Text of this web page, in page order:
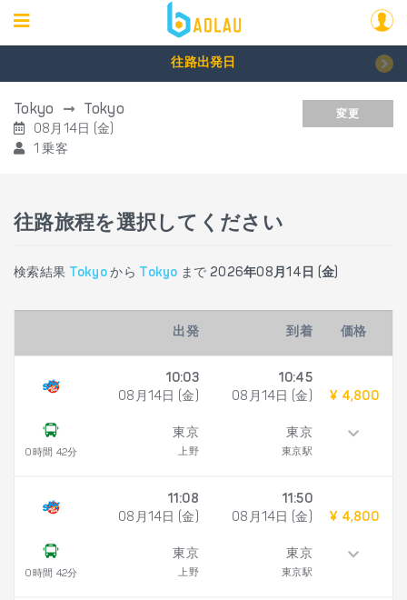
往路出発日
Tokyo Tokyo
08月14日 (金)
1 乗客
変更
往路旅程を選択してください
検索結果 Tokyo から Tokyo まで 2026年08月14日 (金)
出発 到着 価格
0時間 42分
10:03
08月14日 (金)
東京
上野
10:45
08月14日 (金)
東京
東京駅
¥ 4,800
0時間 42分
11:08
08月14日 (金)
東京
上野
11:50
08月14日 (金)
東京
東京駅
¥ 4,800